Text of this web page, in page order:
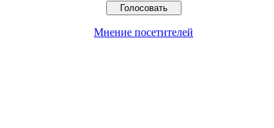
Мнение посетителей